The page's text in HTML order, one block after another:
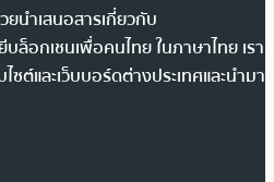
นำเสนอสารเกี่ยวกับ
ล็อกเชนเพื่อคนไทย ในภาษาไทย เรา
ต์และเว็บบอร์ดต่างประเทศและนำมา